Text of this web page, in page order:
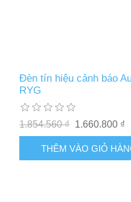
Đèn tín hiệu cảnh báo
RYG
1.854.560 ₫ 1.660.800 ₫
THÊM VÀO GIỎ